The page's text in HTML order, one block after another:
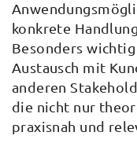
konkrete
Besonders
Austausch mit
anderen
die nicht nur
praxisnah und